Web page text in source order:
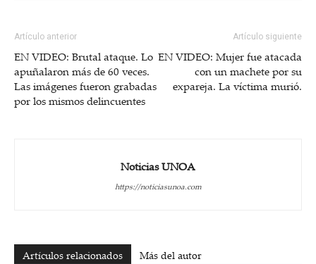
Artículo anterior
EN VIDEO: Brutal ataque. Lo
apuñalaron más de 60 veces.
Las imágenes fueron grabadas
por los mismos delincuentes
Artículo siguiente
EN VIDEO: Mujer fue atacada
con un machete por su
expareja. La víctima murió.
Noticias UNOA
https://noticiasunoa.com
Artículos relacionados Más del autor